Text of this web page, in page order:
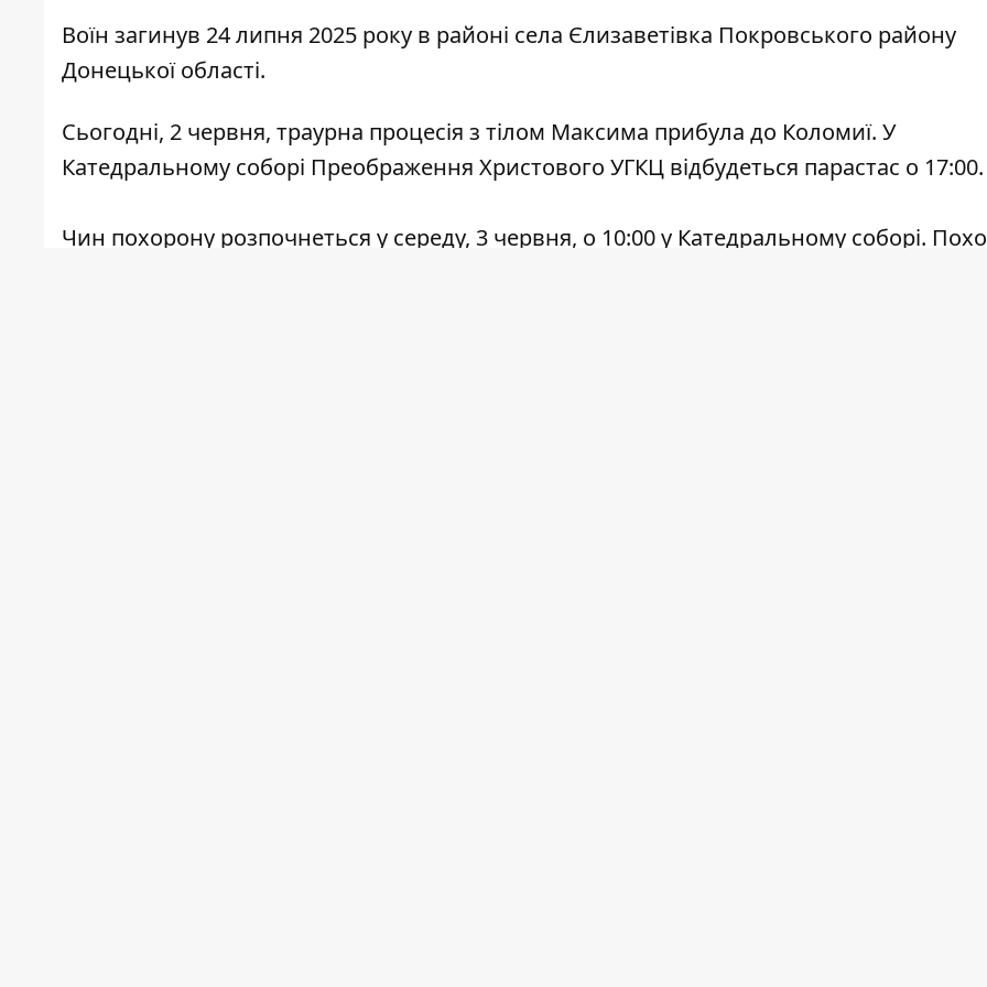
Воїн загинув 24 липня 2025 року в районі села Єлизаветівка Покровського району
Донецької області.
Сьогодні, 2 червня, траурна процесія з тілом Максима прибула до Коломиї. У
Катедральному соборі Преображення Христового УГКЦ відбудеться парастас о 17:00.
Чин похорону розпочнеться у середу, 3 червня, о 10:00 у Катедральному соборі.